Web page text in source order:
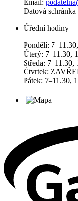
Email:
Datová
Úřední hodiny
Pondělí:
Úterý: 7–11.30,
Středa: 7–11.30,
Čtvrtek:
Pátek: 7–11.30,